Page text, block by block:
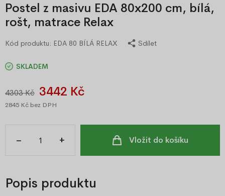
Postel z masivu EDA 80x200 cm, bílá,
rošt, matrace Relax
Kód produktu: EDA 80 BÍLÁ RELAX Sdílet
SKLADEM
4303 Kč 3442 Kč
2845 Kč bez DPH
– + Vložit do košíku
Popis produktu